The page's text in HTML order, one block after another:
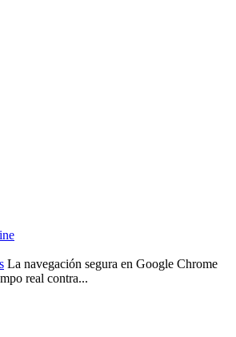
La navegación segura en Google Chrome
real contra...